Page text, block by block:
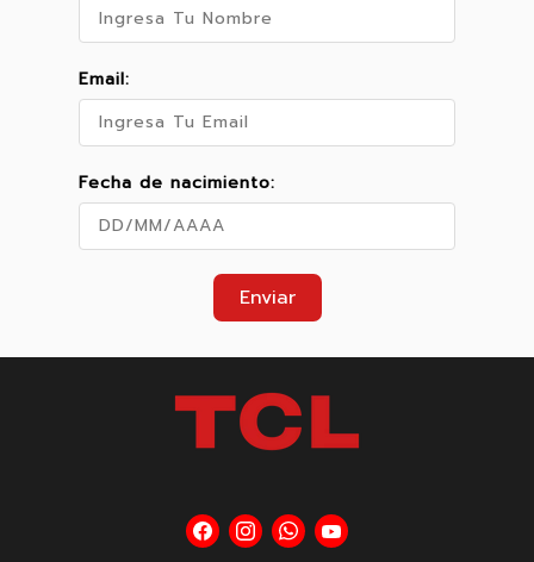
Email:
Fecha de nacimiento:
Enviar
Encuéntrenos
en
Encuéntrenos
en
Encuéntrenos
en
Encuéntrenos
en